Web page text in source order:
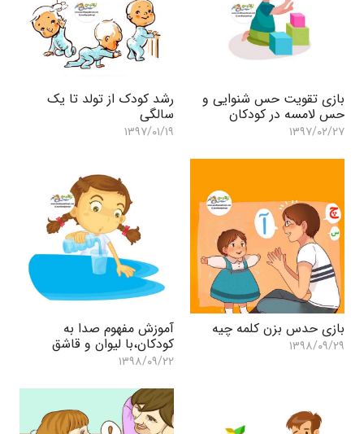
بازی تقویت حس شنوایی و
حس لامسه در کودکان
۱۳۹۷/۰۲/۲۷
رشد کودک از تولد تا یک
سالگی
۱۳۹۷/۰۱/۱۹
بازی حدس بزن کلمه چیه
۱۳۹۸/۰۹/۲۹
آموزش مفهوم صدا به
کودکان،با لیوان و قاشق
۱۳۹۸/۰۹/۲۲